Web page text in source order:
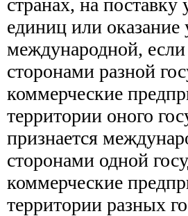
странах, на поставку
единиц или оказание
международной,
сторонами разной
коммерческие
территории оного
признается
сторонами одной
коммерческие
территории разных